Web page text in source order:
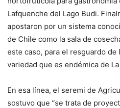
Lafquenche del Lago Budi.
apostaron por un sistema
de Chile como la sala de
este caso, para el resguardo de
variedad que es endémica de
En esa línea, el seremi de
sostuvo que “se trata de